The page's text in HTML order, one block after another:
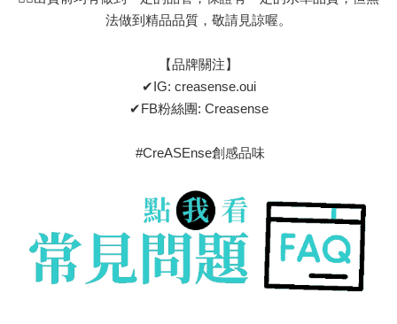
法做到精品品質，敬請見諒喔。
【品牌關注】
✔IG: creasense.oui
✔FB粉絲團: Creasense
#CreASEnse創感品味